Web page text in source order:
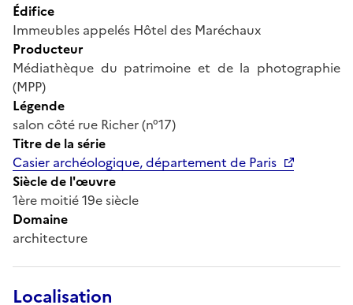
Édifice
Immeubles appelés Hôtel des Maréchaux
Producteur
Médiathèque du patrimoine et de la photographie
(MPP)
Légende
salon côté rue Richer (n°17)
Titre de la série
Casier archéologique, département de Paris
Siècle de l'œuvre
1ère moitié 19e siècle
Domaine
architecture
Localisation